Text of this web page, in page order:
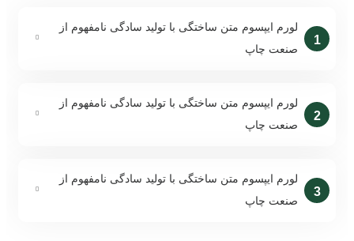
1
لورم ایپسوم متن ساختگی با تولید سادگی نامفهوم از
صنعت چاپ
2
لورم ایپسوم متن ساختگی با تولید سادگی نامفهوم از
صنعت چاپ
3
لورم ایپسوم متن ساختگی با تولید سادگی نامفهوم از
صنعت چاپ